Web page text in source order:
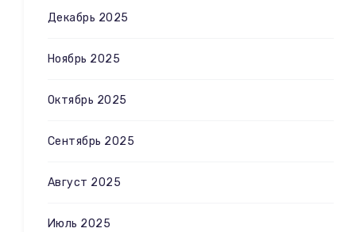
Декабрь 2025
Ноябрь 2025
Октябрь 2025
Сентябрь 2025
Август 2025
Июль 2025